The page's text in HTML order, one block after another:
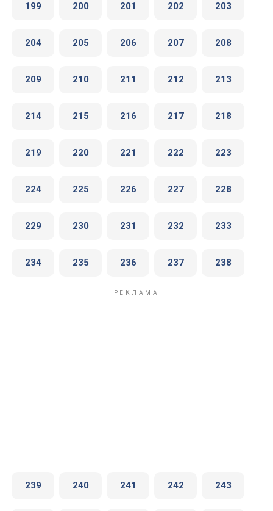
Play Video
199 200 201 202 203
204 205 206 207 208
209 210 211 212 213
214 215 216 217 218
219 220 221 222 223
224 225 226 227 228
229 230 231 232 233
234 235 236 237 238
239 240 241 242 243